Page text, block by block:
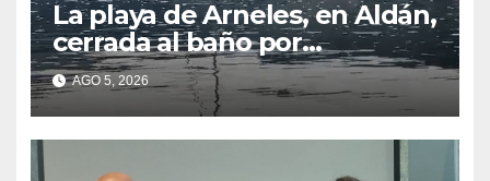
La playa de Arneles, en Aldán,
cerrada al baño por
contaminación del agua tras
detectarse restos fecales
AGO 5, 2026